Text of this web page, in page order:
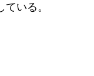
いる。